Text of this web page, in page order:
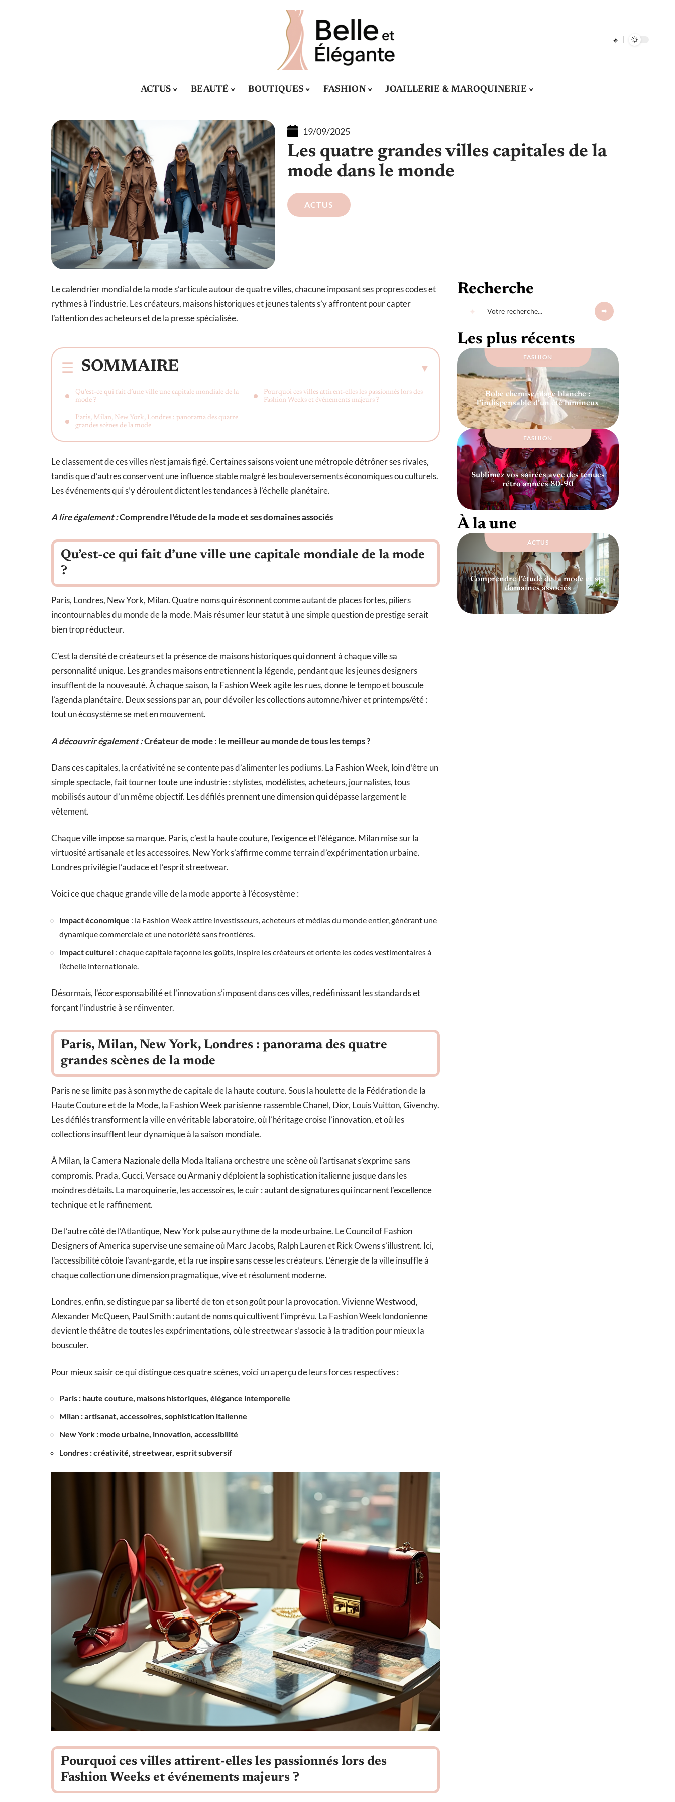
ACTUS BEAUTÉ BOUTIQUES FASHION JOAILLERIE & MAROQUINERIE
19/09/2025
Les quatre grandes villes capitales de la
mode dans le monde
ACTUS
Le calendrier mondial de la mode s’articule autour de quatre villes, chacune imposant ses propres codes et
rythmes à l’industrie. Les créateurs, maisons historiques et jeunes talents s’y affrontent pour capter
l’attention des acheteurs et de la presse spécialisée.
SOMMAIRE
Qu’est-ce qui fait d’une ville une capitale mondiale de la
mode ?
Paris, Milan, New York, Londres : panorama des quatre
grandes scènes de la mode
Pourquoi ces villes attirent-elles les passionnés lors des
Fashion Weeks et événements majeurs ?
Le classement de ces villes n’est jamais figé. Certaines saisons voient une métropole détrôner ses rivales,
tandis que d’autres conservent une influence stable malgré les bouleversements économiques ou culturels.
Les événements qui s’y déroulent dictent les tendances à l’échelle planétaire.
A lire également :Comprendre l'étude de la mode et ses domaines associés
Qu’est-ce qui fait d’une ville une capitale mondiale de la mode
?
Paris, Londres, New York, Milan. Quatre noms qui résonnent comme autant de places fortes, piliers
incontournables du monde de la mode. Mais résumer leur statut à une simple question de prestige serait
bien trop réducteur.
C’est la densité de créateurs et la présence de maisons historiques qui donnent à chaque ville sa
personnalité unique. Les grandes maisons entretiennent la légende, pendant que les jeunes designers
insufflent de la nouveauté. À chaque saison, la Fashion Week agite les rues, donne le tempo et bouscule
l’agenda planétaire. Deux sessions par an, pour dévoiler les collections automne/hiver et printemps/été :
tout un écosystème se met en mouvement.
A découvrir également :Créateur de mode : le meilleur au monde de tous les temps ?
Dans ces capitales, la créativité ne se contente pas d’alimenter les podiums. La Fashion Week, loin d’être un
simple spectacle, fait tourner toute une industrie : stylistes, modélistes, acheteurs, journalistes, tous
mobilisés autour d’un même objectif. Les défilés prennent une dimension qui dépasse largement le
vêtement.
Chaque ville impose sa marque. Paris, c’est la haute couture, l’exigence et l’élégance. Milan mise sur la
virtuosité artisanale et les accessoires. New York s’affirme comme terrain d’expérimentation urbaine.
Londres privilégie l’audace et l’esprit streetwear.
Voici ce que chaque grande ville de la mode apporte à l’écosystème :
Impact économique : la Fashion Week attire investisseurs, acheteurs et médias du monde entier, générant une
dynamique commerciale et une notoriété sans frontières.
Impact culturel : chaque capitale façonne les goûts, inspire les créateurs et oriente les codes vestimentaires à
l’échelle internationale.
Désormais, l’écoresponsabilité et l’innovation s’imposent dans ces villes, redéfinissant les standards et
forçant l’industrie à se réinventer.
Paris, Milan, New York, Londres : panorama des quatre
grandes scènes de la mode
Paris ne se limite pas à son mythe de capitale de la haute couture. Sous la houlette de la Fédération de la
Haute Couture et de la Mode, la Fashion Week parisienne rassemble Chanel, Dior, Louis Vuitton, Givenchy.
Les défilés transforment la ville en véritable laboratoire, où l’héritage croise l’innovation, et où les
collections insufflent leur dynamique à la saison mondiale.
À Milan, la Camera Nazionale della Moda Italiana orchestre une scène où l’artisanat s’exprime sans
compromis. Prada, Gucci, Versace ou Armani y déploient la sophistication italienne jusque dans les
moindres détails. La maroquinerie, les accessoires, le cuir : autant de signatures qui incarnent l’excellence
technique et le raffinement.
De l’autre côté de l’Atlantique, New York pulse au rythme de la mode urbaine. Le Council of Fashion
Designers of America supervise une semaine où Marc Jacobs, Ralph Lauren et Rick Owens s’illustrent. Ici,
l’accessibilité côtoie l’avant-garde, et la rue inspire sans cesse les créateurs. L’énergie de la ville insuffle à
chaque collection une dimension pragmatique, vive et résolument moderne.
Londres, enfin, se distingue par sa liberté de ton et son goût pour la provocation. Vivienne Westwood,
Alexander McQueen, Paul Smith : autant de noms qui cultivent l’imprévu. La Fashion Week londonienne
devient le théâtre de toutes les expérimentations, où le streetwear s’associe à la tradition pour mieux la
bousculer.
Pour mieux saisir ce qui distingue ces quatre scènes, voici un aperçu de leurs forces respectives :
Paris : haute couture, maisons historiques, élégance intemporelle
Milan : artisanat, accessoires, sophistication italienne
New York : mode urbaine, innovation, accessibilité
Londres : créativité, streetwear, esprit subversif
Pourquoi ces villes attirent-elles les passionnés lors des
Fashion Weeks et événements majeurs ?
Recherche
Les plus récents
FASHION
Robe chemise plage blanche :
l’indispensable d’un été lumineux
FASHION
Sublimez vos soirées avec des tenues
rétro années 80-90
À la une
ACTUS
Comprendre l’étude de la mode et ses
domaines associés